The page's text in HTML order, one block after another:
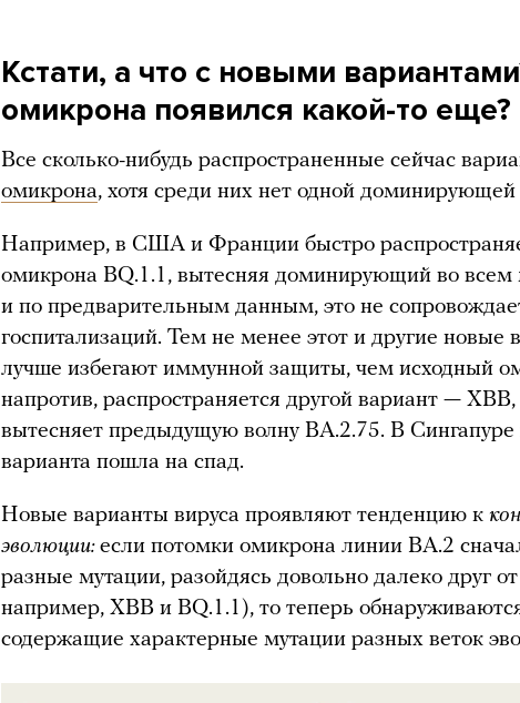
Кстати, а что с новыми
омикрона появился какой-то еще?
Все сколько-нибудь распространенные сейчас
омикрона, хотя среди них нет одной доминирующей
Например, в США и Франции быстро
омикрона BQ.1.1, вытесняя доминирующий во всем
и по предварительным данным, это не
госпитализаций. Тем не менее этот и другие новые
лучше избегают иммунной защиты, чем исходный
напротив, распространяется другой вариант —
вытесняет предыдущую волну BA.2.75. В Сингапуре
варианта пошла на спад.
Новые варианты вируса проявляют тенденцию к
эволюции: если потомки омикрона линии BA.2
разные мутации, разойдясь довольно далеко друг от
например, XBB и BQ.1.1), то теперь
содержащие характерные мутации разных веток